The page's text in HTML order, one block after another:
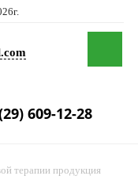
609-12-28
терапии продукция